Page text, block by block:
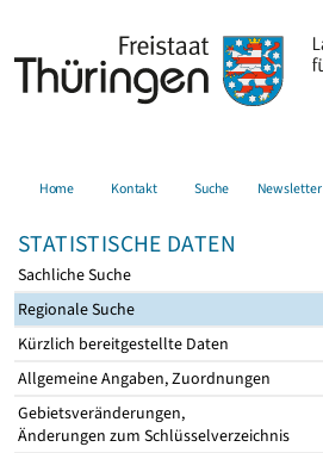
Home Kontakt Suche Newsletter
STATISTISCHE DATEN
Sachliche Suche
Regionale Suche
Kürzlich bereitgestellte Daten
Allgemeine Angaben, Zuordnungen
Gebietsveränderungen,
Änderungen zum Schlüsselverzeichnis